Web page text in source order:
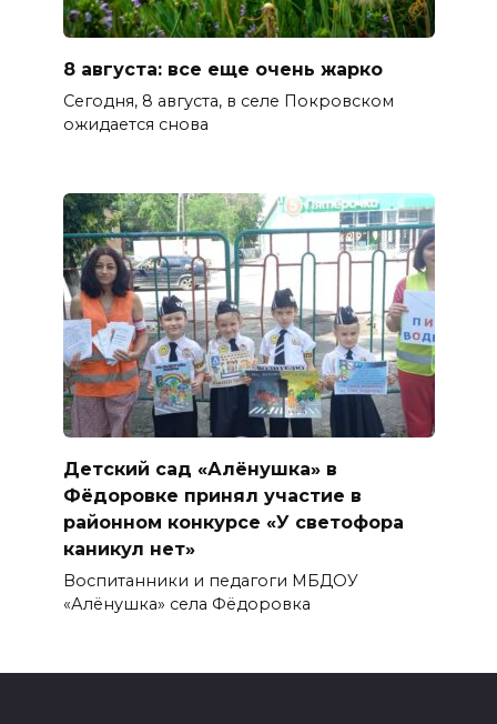
8 августа: все еще очень жарко
Сегодня, 8 августа, в селе Покровском
ожидается снова
Детский сад «Алёнушка» в
Фёдоровке принял участие в
районном конкурсе «У светофора
каникул нет»
Воспитанники и педагоги МБДОУ
«Алёнушка» села Фёдоровка